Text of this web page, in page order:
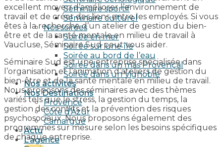
Séminaire sportif
Séminaire culturel
Nos soirées
Soirée en mer
Soirée sur une île
Soirée au bord de l’eau
Soirée dans un mas Provençal
Soirée dans un Vignoble
Nos activités
Nos Destinations
Provence
Côte d’Azur
Camargue
Actu
L’agence
excellent moyen d’améliorer l’environnement de
travail et de créer des liens entre les employés. Si vous
êtes à la recherche d’un atelier de gestion du bien-
être et de la santé mentale en milieu de travail à
Vaucluse, Séminaire Sud peut vous aider.
Séminaire Sud est une entreprise spécialisée dans
l’organisation et l’animation d’ateliers de gestion du
bien-être et de la santé mentale en milieu de travail.
Nous proposons des séminaires avec des thèmes
variés tels que le stress, la gestion du temps, la
gestion des conflits et la prévention des risques
psychosociaux. Nous proposons également des
programmes sur mesure selon les besoins spécifiques
de chaque entreprise.